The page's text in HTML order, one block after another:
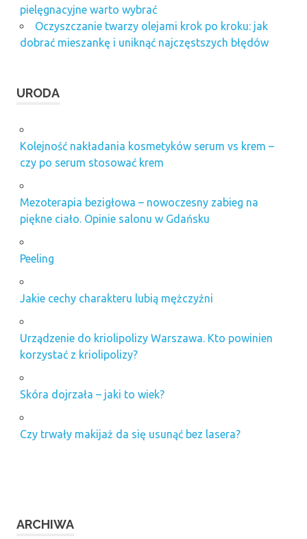
pielęgnacyjne warto wybrać
Oczyszczanie twarzy olejami krok po kroku: jak
dobrać mieszankę i uniknąć najczęstszych błędów
URODA
Kolejność nakładania kosmetyków serum vs krem –
czy po serum stosować krem
Mezoterapia bezigłowa – nowoczesny zabieg na
piękne ciało. Opinie salonu w Gdańsku
Peeling
Jakie cechy charakteru lubią mężczyźni
Urządzenie do kriolipolizy Warszawa. Kto powinien
korzystać z kriolipolizy?
Skóra dojrzała – jaki to wiek?
Czy trwały makijaż da się usunąć bez lasera?
ARCHIWA